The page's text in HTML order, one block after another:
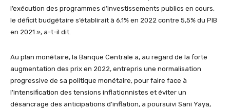
l’exécution des programmes d’investissements publics en cours,
le déficit budgétaire s’établirait à 6,1% en 2022 contre 5,5% du PIB
en 2021 », a-t-il dit.
Au plan monétaire, la Banque Centrale a, au regard de la forte
augmentation des prix en 2022, entrepris une normalisation
progressive de sa politique monétaire, pour faire face à
l’intensification des tensions inflationnistes et éviter un
désancrage des anticipations d’inflation, a poursuivi Sani Yaya,